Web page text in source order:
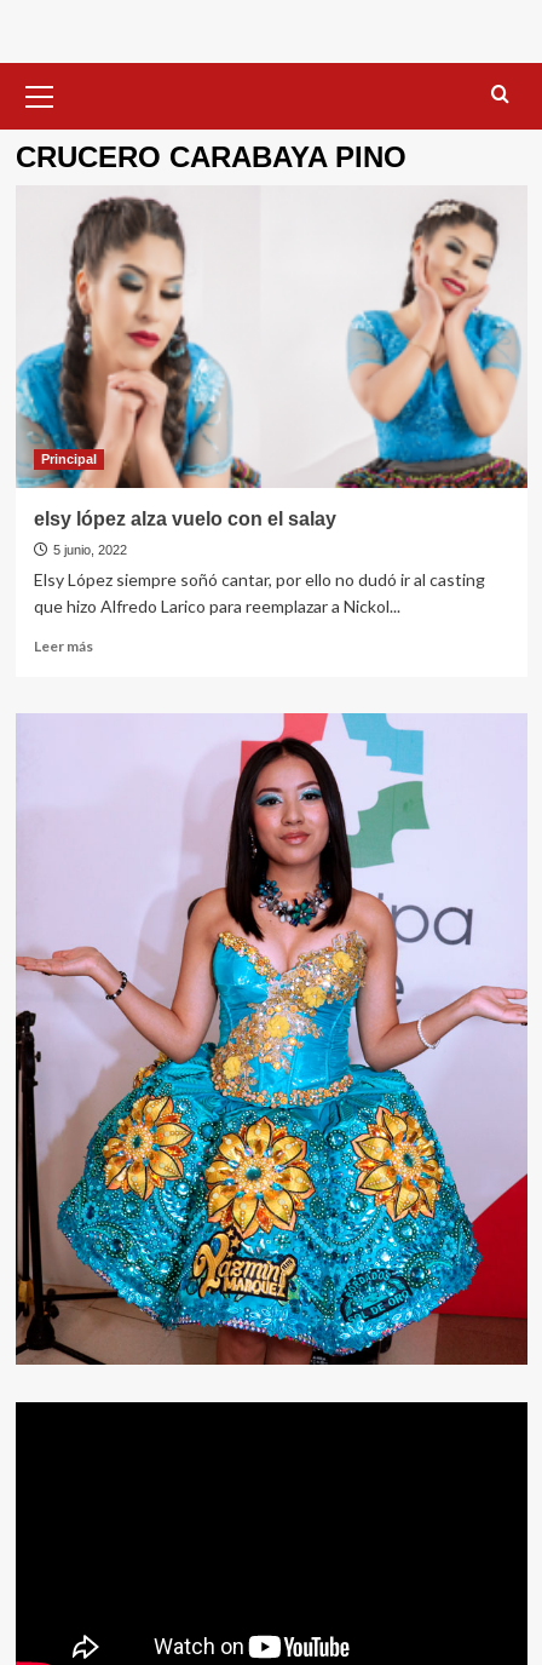
primario
CRUCERO CARABAYA PINO
Principal
elsy lópez alza vuelo con el salay
5 junio, 2022
Elsy López siempre soñó cantar, por ello no dudó ir al casting
que hizo Alfredo Larico para reemplazar a Nickol...
Leer másLeer
elsy